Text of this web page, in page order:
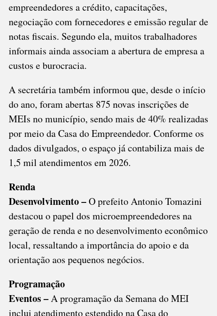
empreendedores a crédito, capacitações,
negociação com fornecedores e emissão regular de
notas fiscais. Segundo ela, muitos trabalhadores
informais ainda associam a abertura de empresa a
custos e burocracia.
A secretária também informou que, desde o início
do ano, foram abertas 875 novas inscrições de
MEIs no município, sendo mais de 40% realizadas
por meio da Casa do Empreendedor. Conforme os
dados divulgados, o espaço já contabiliza mais de
1,5 mil atendimentos em 2026.
Renda
Desenvolvimento –O prefeito Antonio Tomazini
destacou o papel dos microempreendedores na
geração de renda e no desenvolvimento econômico
local, ressaltando a importância do apoio e da
orientação aos pequenos negócios.
Programação
Eventos –A programação da Semana do MEI
inclui atendimento estendido na Casa do